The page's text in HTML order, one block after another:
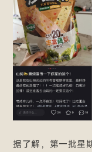
据了解，第一批星